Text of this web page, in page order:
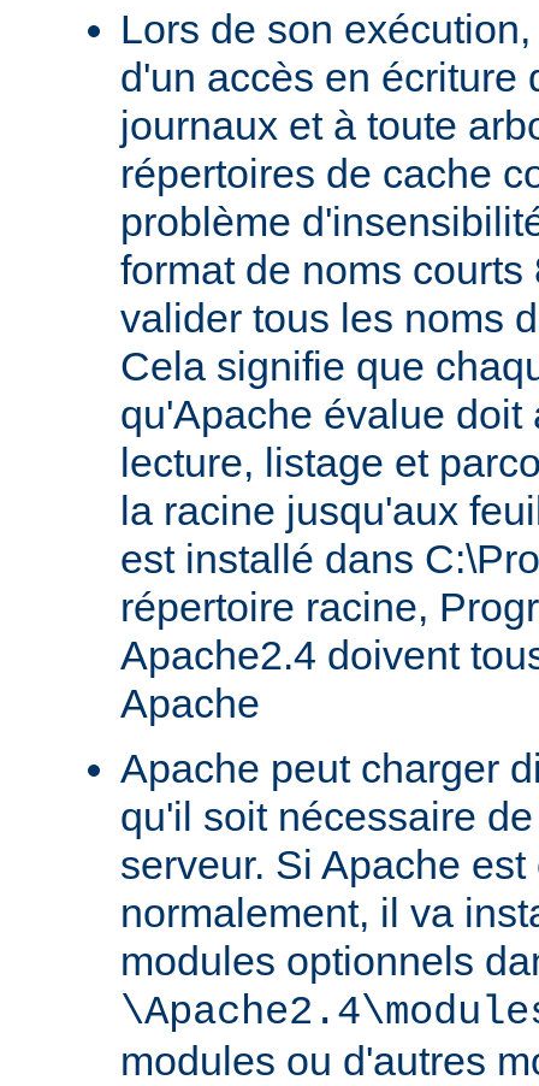
Lors de son
d'un accès en écriture
journaux et à toute
répertoires de cache
problème
format de noms courts
valider tous les noms
Cela signifie que
qu'Apache évalue doit
lecture, listage et
la racine jusqu'aux
est installé dans
répertoire racine,
Apache2.4 doivent
Apache
Apache peut charger
qu'il soit nécessaire
serveur. Si Apache
normalement, il va
modules optionnels
modules ou d'autres